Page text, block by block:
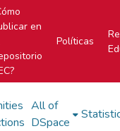
en
Políticas
All of
DSpace